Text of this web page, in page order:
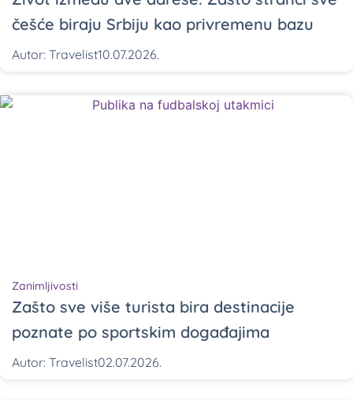
češće biraju Srbiju kao privremenu bazu
Autor: Travelist10.07.2026.
Zanimljivosti
Zašto sve više turista bira destinacije
poznate po sportskim događajima
Autor: Travelist02.07.2026.